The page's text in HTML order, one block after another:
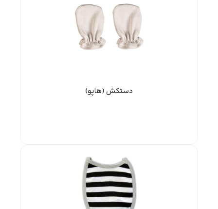
دستکش (هاپو)